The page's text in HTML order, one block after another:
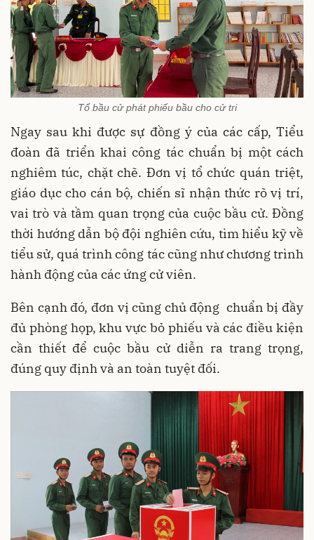
Tổ bầu cử phát phiếu bầu cho cử tri
Ngay sau khi được sự đồng ý của các cấp, Tiểu
đoàn đã triển khai công tác chuẩn bị một cách
nghiêm túc, chặt chẽ. Đơn vị tổ chức quán triệt,
giáo dục cho cán bộ, chiến sĩ nhận thức rõ vị trí,
vai trò và tầm quan trọng của cuộc bầu cử. Đồng
thời hướng dẫn bộ đội nghiên cứu, tìm hiểu kỹ về
tiểu sử, quá trình công tác cũng như chương trình
hành động của các ứng cử viên.
Bên cạnh đó, đơn vị cũng chủ động chuẩn bị đầy
đủ phòng họp, khu vực bỏ phiếu và các điều kiện
cần thiết để cuộc bầu cử diễn ra trang trọng,
đúng quy định và an toàn tuyệt đối.